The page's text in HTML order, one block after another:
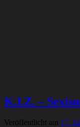
K.I.Z. –
Veröffentlicht am 17.